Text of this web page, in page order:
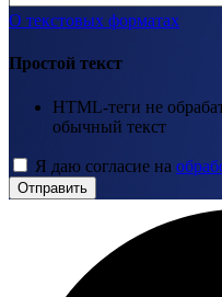
О текстовых форматах
Простой текст
HTML-теги не
обычный текст
Я даю согласие на
Отправить